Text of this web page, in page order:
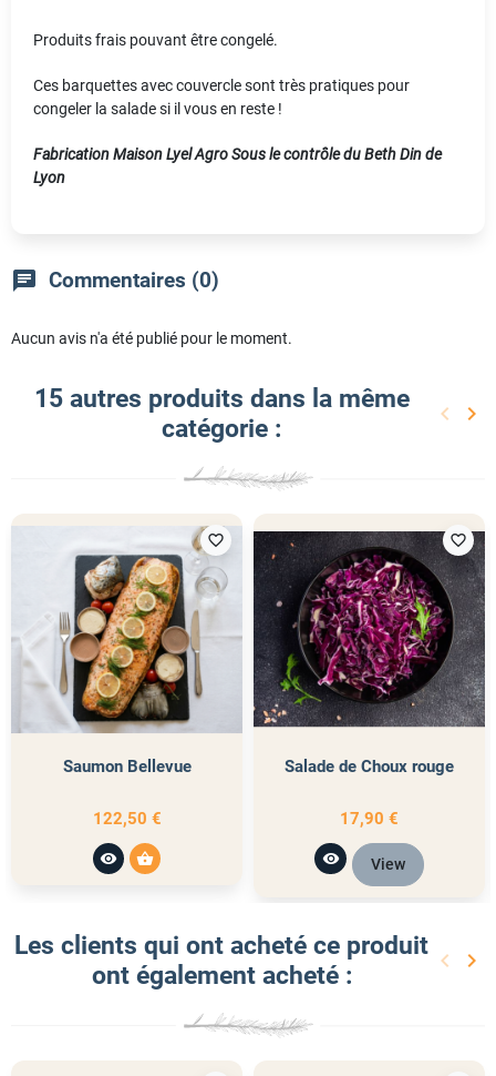
Produits frais pouvant être congelé.
Ces barquettes avec couvercle sont très pratiques pour
congeler la salade si il vous en reste !
Fabrication Maison Lyel Agro Sous le contrôle du Beth Din de
Lyon
chat Commentaires (0)
Aucun avis n'a été publié pour le moment.
15 autres produits dans la même
catégorie :
keyboard_arrow_left keyboard_arrow_right
favorite_border
Saumon Bellevue
122,50 €
visibility shopping_basket
favorite_border
Salade de Choux rouge
17,90 €
visibility View
Les clients qui ont acheté ce produit
ont également acheté :
keyboard_arrow_left keyboard_arrow_right